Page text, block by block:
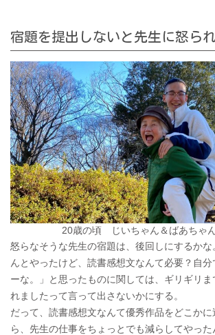
宿題を提出しないと先生に怒ら
20歳の頃 じいちゃん＆ばあちゃ
怒らなそうな先生の宿題は、後回しにするか
んとやったけど、読書感想文なんて必要？自
ーな。」と思ったものに関しては、ギリギリ
れましたって言って出さないかにする。
だって、読書感想文なんて優秀作品をどこか
ら、先生の仕事をちょっとでも減らしてやった